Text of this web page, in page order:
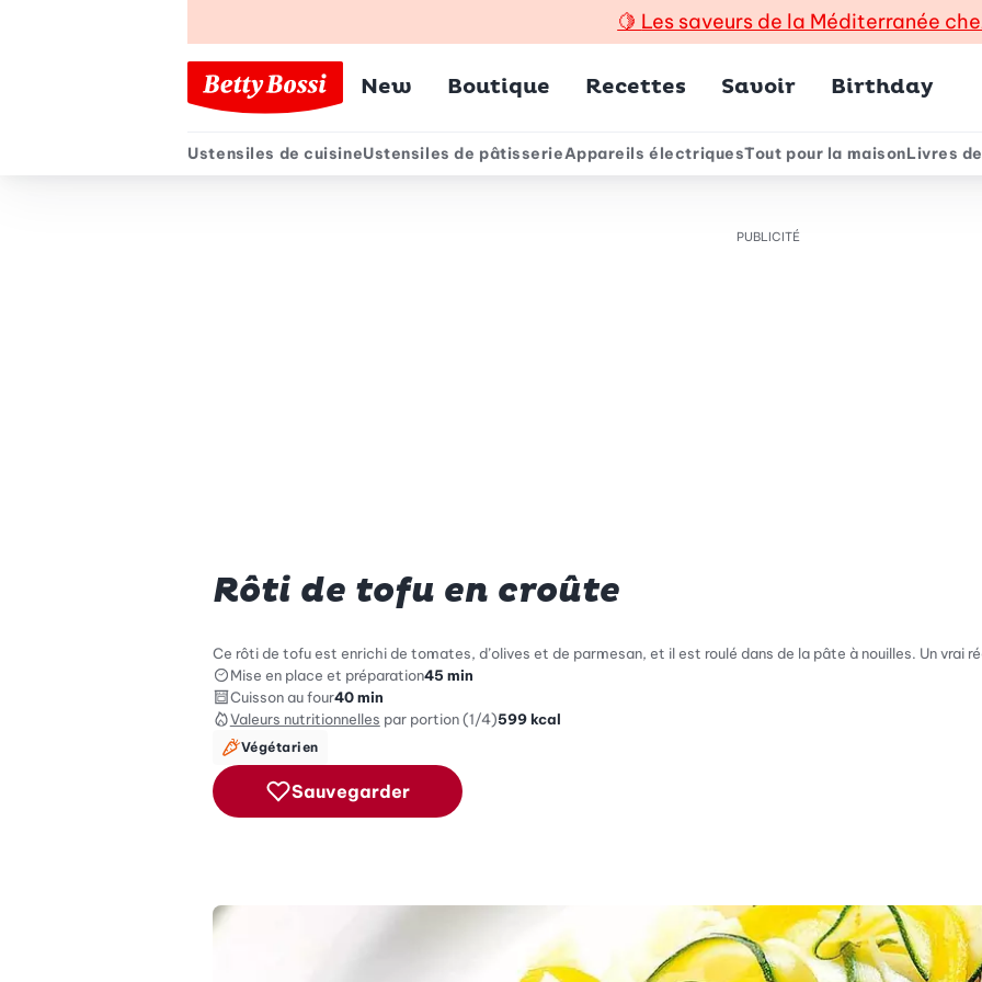
🍋 Les saveurs de la Méditerranée
Menu principal
New Boutique Recettes Savoir Birthday
Menu secondaire
Ustensiles de cuisineUstensiles de pâtisserieAppareils électriquesTout pour la maisonLivres
PUBLICITÉ
Rôti de tofu en croûte
Ce rôti de tofu est enrichi de tomates, d’olives et de parmesan, et il est roulé dans de la pâte à nouilles. Un vrai
Mise en place et préparation45 min
Cuisson au four40 min
Valeurs nutritionnelles par portion (1/4)599 kcal
Végétarien
Sauvegarder